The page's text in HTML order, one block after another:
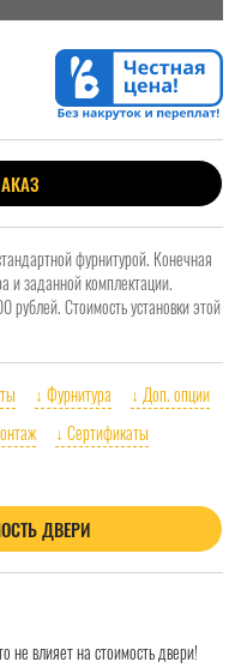
фурнитурой. Конечная
и заданной комплектации.
рублей. Стоимость установки этой
↓ Фурнитура
↓ Доп. опции
↓ Сертификаты
ДВЕРИ
влияет на стоимость двери!